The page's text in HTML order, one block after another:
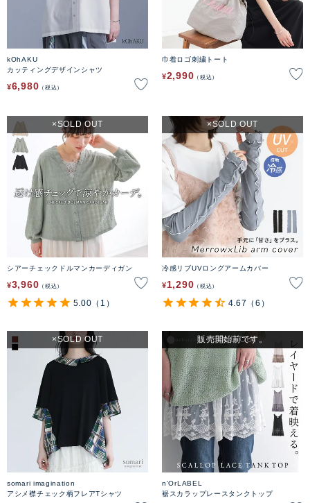
kOhAKU
カッティングデザインシャツ
¥6,980 税込
巾着ロゴ刺繍トート
¥2,990 税込
シアーチェックドルマンカーディガン
¥3,960 税込
SOLD OUT
5.00 （1）
冷感リブUVロングアームカバー
¥1,290 税込
SOLD OUT
4.67 （6）
somari imagination
アシメ襟チェック柄フレアTシャツ
SOLD OUT
n'OrLABEL
裾スカラップレースタンクトップ
SOLD OUT
販売開始前です。